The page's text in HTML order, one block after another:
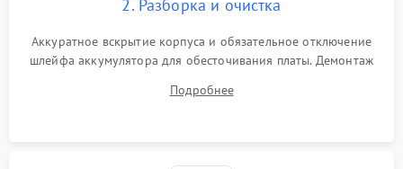
2. Разборка и очистка
Аккуратное вскрытие корпуса и обязательное отключение
шлейфа аккумулятора для обесточивания платы. Демонтаж
высохшей термопасты с кристаллов чипов.
Подробнее